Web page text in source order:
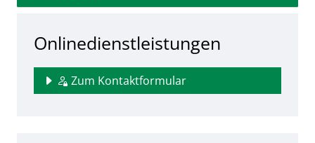
Onlinedienstleistungen
Zum Kontaktformular